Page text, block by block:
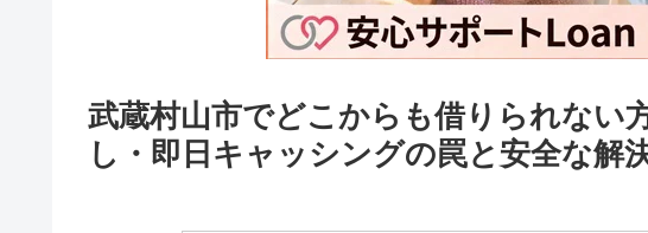
武蔵村山市でどこからも借りられない
し・即日キャッシングの罠と安全な解